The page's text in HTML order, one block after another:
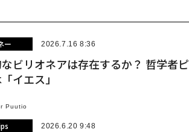
ー 2026.7.16 8:36
ビリオネアは存在するか？ 哲学者
イエス」
Puutio
2026.6.20 9:48